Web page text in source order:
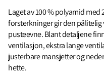
Laget av 100 % polyamid med
forsterkninger gir den
pusteevne. Blant detaljene
ventilasjon, ekstra lange
justerbare mansjetter og
hette.